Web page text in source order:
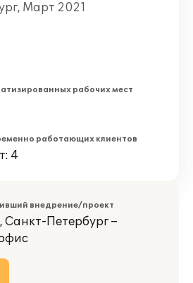
Март 2021
рабочих мест
работающих клиентов
4
внедрение/проект
Санкт-Петербург –